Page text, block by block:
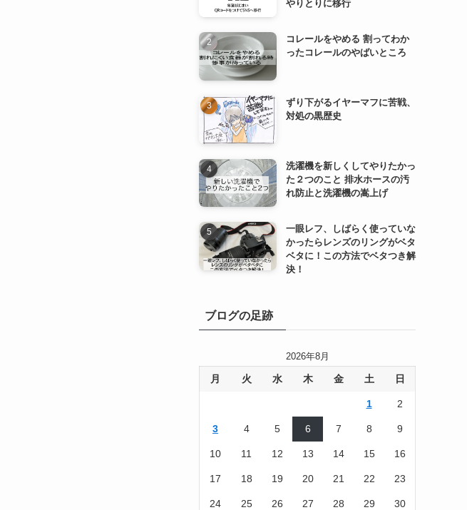
やりとりに移行
コレールをやめる 割ってわか
ったコレールのやばいところ
ずり下がるイヤーマフに苦戦、
対処の黒歴史
洗濯機を新しくしてやりたかっ
た２つのこと 排水ホースの汚
れ防止と洗濯機の嵩上げ
一眼レフ、しばらく使っていな
かったらレンズのリングがベタ
ベタに！この方法でベタつき解
決！
ブログの足跡
2026年8月
月 火 水 木 金 土 日
1 2
3 4 5 6 7 8 9
10 11 12 13 14 15 16
17 18 19 20 21 22 23
24 25 26 27 28 29 30